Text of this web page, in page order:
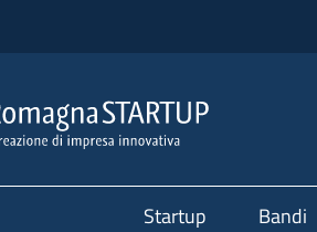
Startup Bandi